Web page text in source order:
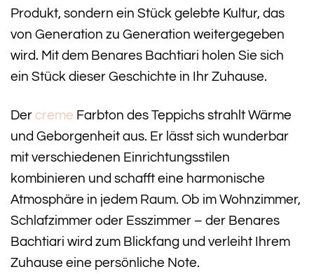
Produkt, sondern ein Stück gelebte Kultur, das
von Generation zu Generation weitergegeben
wird. Mit dem Benares Bachtiari holen Sie sich
ein Stück dieser Geschichte in Ihr Zuhause.
Der creme Farbton des Teppichs strahlt Wärme
und Geborgenheit aus. Er lässt sich wunderbar
mit verschiedenen Einrichtungsstilen
kombinieren und schafft eine harmonische
Atmosphäre in jedem Raum. Ob im Wohnzimmer,
Schlafzimmer oder Esszimmer – der Benares
Bachtiari wird zum Blickfang und verleiht Ihrem
Zuhause eine persönliche Note.